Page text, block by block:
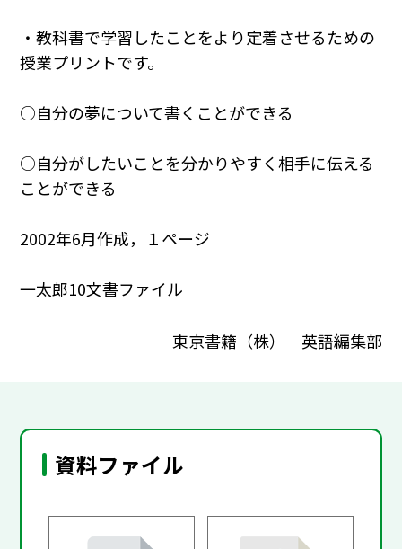
・教科書で学習したことをより定着させるための
授業プリントです。
○自分の夢について書くことができる
○自分がしたいことを分かりやすく相手に伝える
ことができる
2002年6月作成，１ページ
一太郎10文書ファイル
東京書籍（株） 英語編集部
資料ファイル